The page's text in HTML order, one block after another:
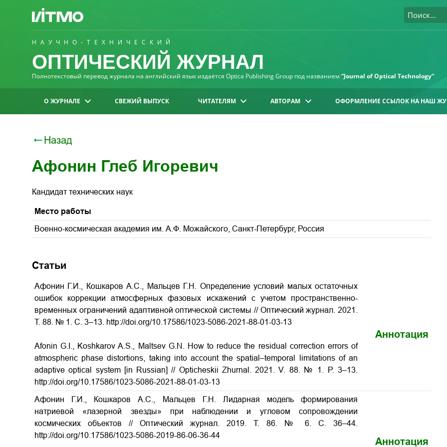
НАУЧНО-ТЕХНИЧЕСКИЙ
ОПТИЧЕСКИЙ ЖУРНАЛ
Полнотекстовый перевод журнала на английский язык издаётся Optica Publishing Group под названием “Journal of Optical Technology“
О ЖУРНАЛЕ СВЕЖИЙ ВЫПУСК ЧИТАТЕЛЯМ АВТОРАМ ОФОРМЛЕНИЕ ССЫЛОК НА НАШ
Назад
Афонин Глеб Игоревич
Кандидат технических наук
Место работы
Военно-космическая академия им. А.Ф. Можайского, Санкт-Петербург, Россия
Статьи
Афонин Г.И., Кошкаров А.С., Мальцев Г.Н. Определение условий малых остаточных
ошибок коррекции атмосферных фазовых искажений с учетом пространственно-
временных ограничений адаптивной оптической системы // Оптический журнал. 2021.
Т. 88. № 1. С. 3–13. http://doi.org/10.17586/1023-5086-2021-88-01-03-13
Afonin G.I., Koshkarov A.S., Maltsev G.N. How to reduce the residual correction errors of
atmospheric phase distortions, taking into account the spatial–temporal limitations of an
adaptive optical system [in Russian] // Opticheskii Zhurnal. 2021. V. 88. № 1. P. 3–13.
http://doi.org/10.17586/1023-5086-2021-88-01-03-13
Аннотация
Афонин Г.И., Кошкаров А.С., Мальцев Г.Н. Лидарная модель формирования
натриевой «лазерной звезды» при наблюдении и угловом сопровождении
космических объектов // Оптический журнал. 2019. Т. 86. № 6. С. 36–44.
http://doi.org/10.17586/1023-5086-2019-86-06-36-44
Аннотация